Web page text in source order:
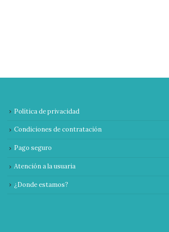
Política de privacidad
Condiciones de contratación
Pago seguro
Atención a la usuaria
¿Donde estamos?